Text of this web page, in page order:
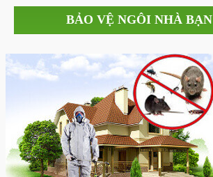
BẢO VỆ NGÔI NHÀ BẠN